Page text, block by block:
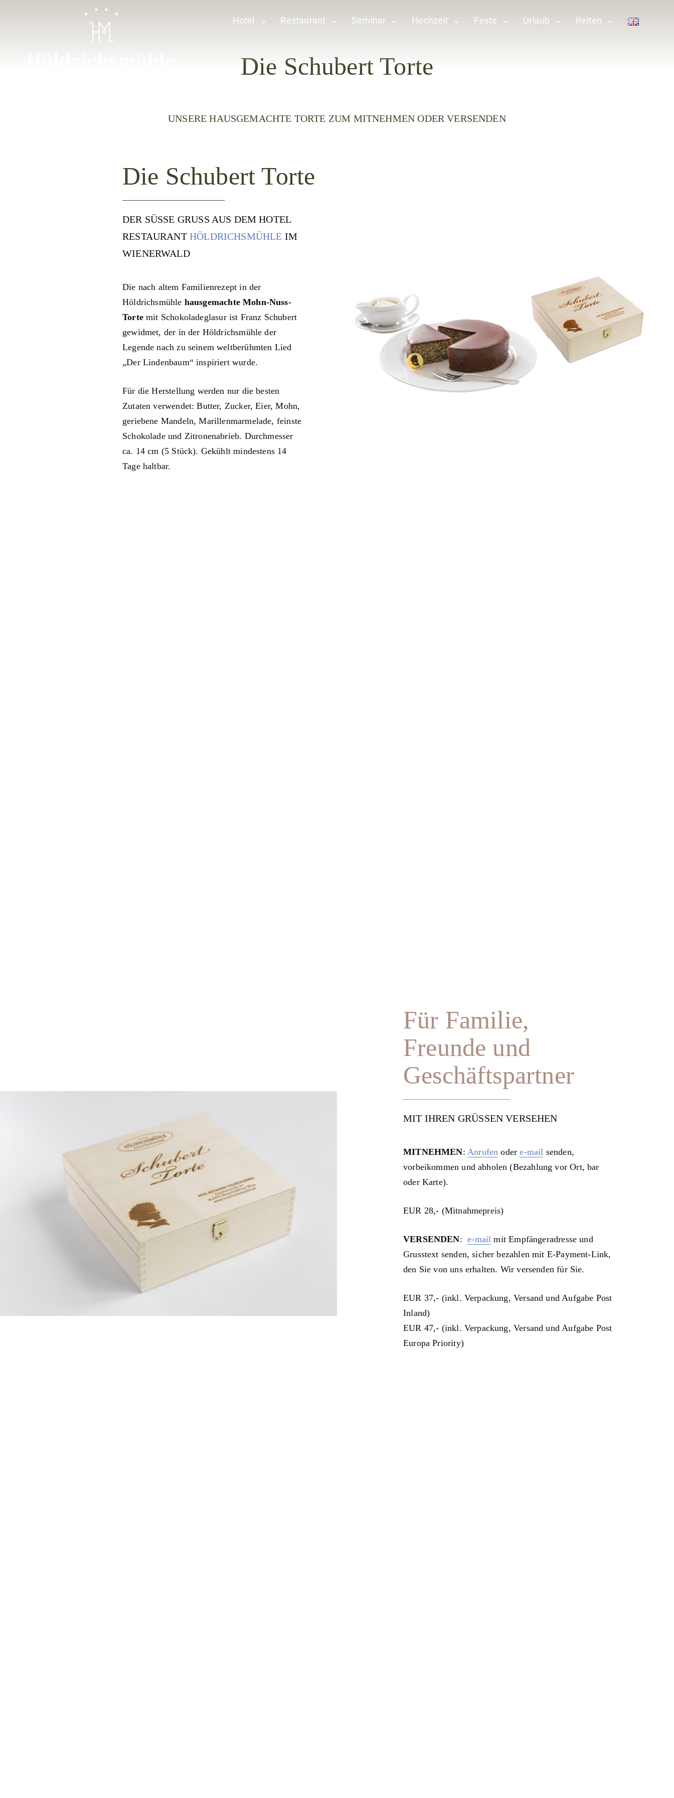
Hotel Restaurant Seminar Hochzeit Feste Urlaub Reiten
Die Schubert Torte
UNSERE HAUSGEMACHTE TORTE ZUM MITNEHMEN ODER VERSENDEN
Die Schubert Torte
DER SÜSSE GRUSS AUS DEM HOTEL
RESTAURANT HÖLDRICHSMÜHLE IM
WIENERWALD
Die nach altem Familienrezept in der
Höldrichsmühle hausgemachte Mohn-Nuss-
Tortemit Schokoladeglasur ist Franz Schubert
gewidmet, der in der Höldrichsmühle der
Legende nach zu seinem weltberühmten Lied
„Der Lindenbaum“ inspiriert wurde.
Für die Herstellung werden nur die besten
Zutaten verwendet: Butter, Zucker, Eier, Mohn,
geriebene Mandeln, Marillenmarmelade, feinste
Schokolade und Zitronenabrieb. Durchmesser
ca. 14 cm (5 Stück). Gekühlt mindestens 14
Tage haltbar.
Für Familie,
Freunde und
Geschäftspartner
MIT IHREN GRÜSSEN VERSEHEN
MITNEHMEN: Anrufen odere-mail senden,
vorbeikommen und abholen (Bezahlung vor Ort, bar
oder Karte).
EUR 28,- (Mitnahmepreis)
VERSENDEN:e-mail mit Empfängeradresse und
Grusstext senden, sicher bezahlen mit E-Payment-Link,
den Sie von uns erhalten. Wir versenden für Sie.
EUR 37,- (inkl. Verpackung, Versand und Aufgabe Post
Inland)
EUR 47,- (inkl. Verpackung, Versand und Aufgabe Post
Europa Priority)